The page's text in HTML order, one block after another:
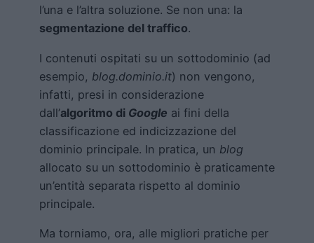
l’una e l’altra soluzione. Se non una: la
segmentazione del traffico.
I contenuti ospitati su un sottodominio (ad
esempio, blog.dominio.it) non vengono,
infatti, presi in considerazione
dall’algoritmo di Google ai fini della
classificazione ed indicizzazione del
dominio principale. In pratica, un blog
allocato su un sottodominio è praticamente
un’entità separata rispetto al dominio
principale.
Ma torniamo, ora, alle migliori pratiche per